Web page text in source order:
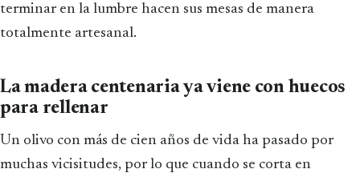
terminar en la lumbre hacen sus mesas de manera
totalmente artesanal.
La madera centenaria ya viene con huecos
para rellenar
Un olivo con más de cien años de vida ha pasado por
muchas vicisitudes, por lo que cuando se corta en